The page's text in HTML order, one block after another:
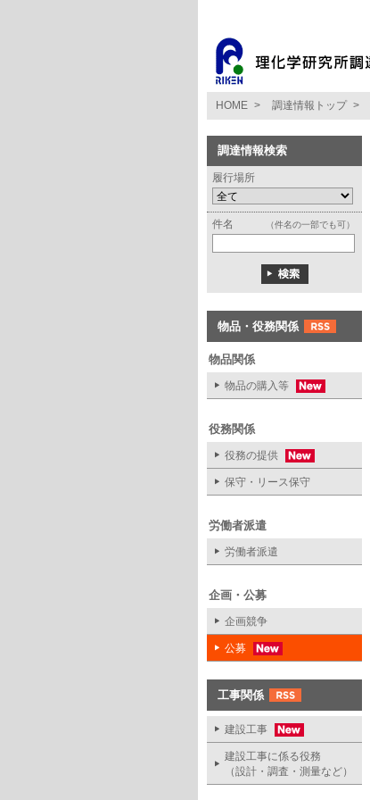
HOME > 調達情報トップ >
調達情報検索
履行場所
件名 （件名の一部でも可）
物品・役務関係
物品関係
物品の購入等
役務関係
役務の提供
保守・リース保守
労働者派遣
労働者派遣
企画・公募
企画競争
公募
工事関係
建設工事
建設工事に係る役務
（設計・調査・測量など）